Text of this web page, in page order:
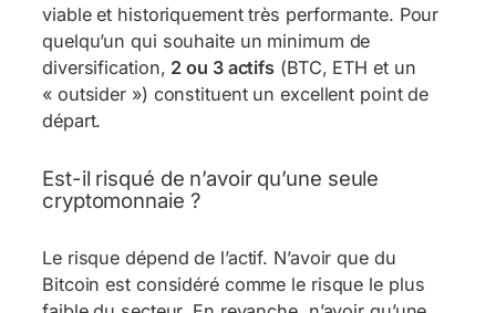
viable et historiquement très performante. Pour
quelqu’un qui souhaite un minimum de
diversification, 2 ou 3 actifs (BTC, ETH et un
« outsider ») constituent un excellent point de
départ.
Est-il risqué de n’avoir qu’une seule
cryptomonnaie ?
Le risque dépend de l’actif. N’avoir que du
Bitcoin est considéré comme le risque le plus